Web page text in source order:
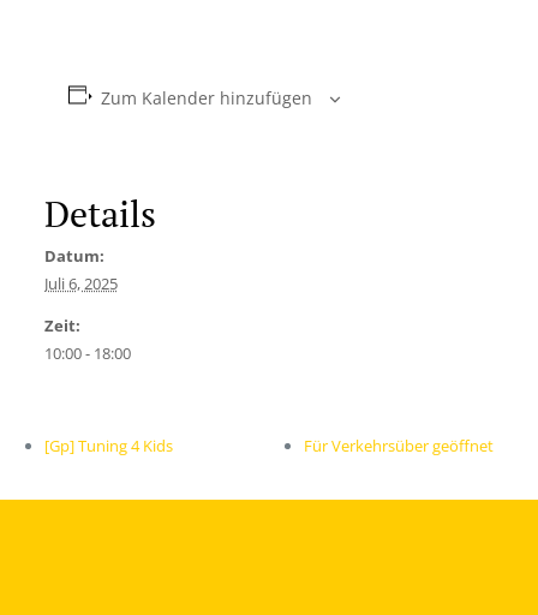
Zum Kalender hinzufügen
Details
Datum:
Juli 6, 2025
Zeit:
10:00 - 18:00
[Gp] Tuning 4 Kids Für Verkehrsüber geöffnet